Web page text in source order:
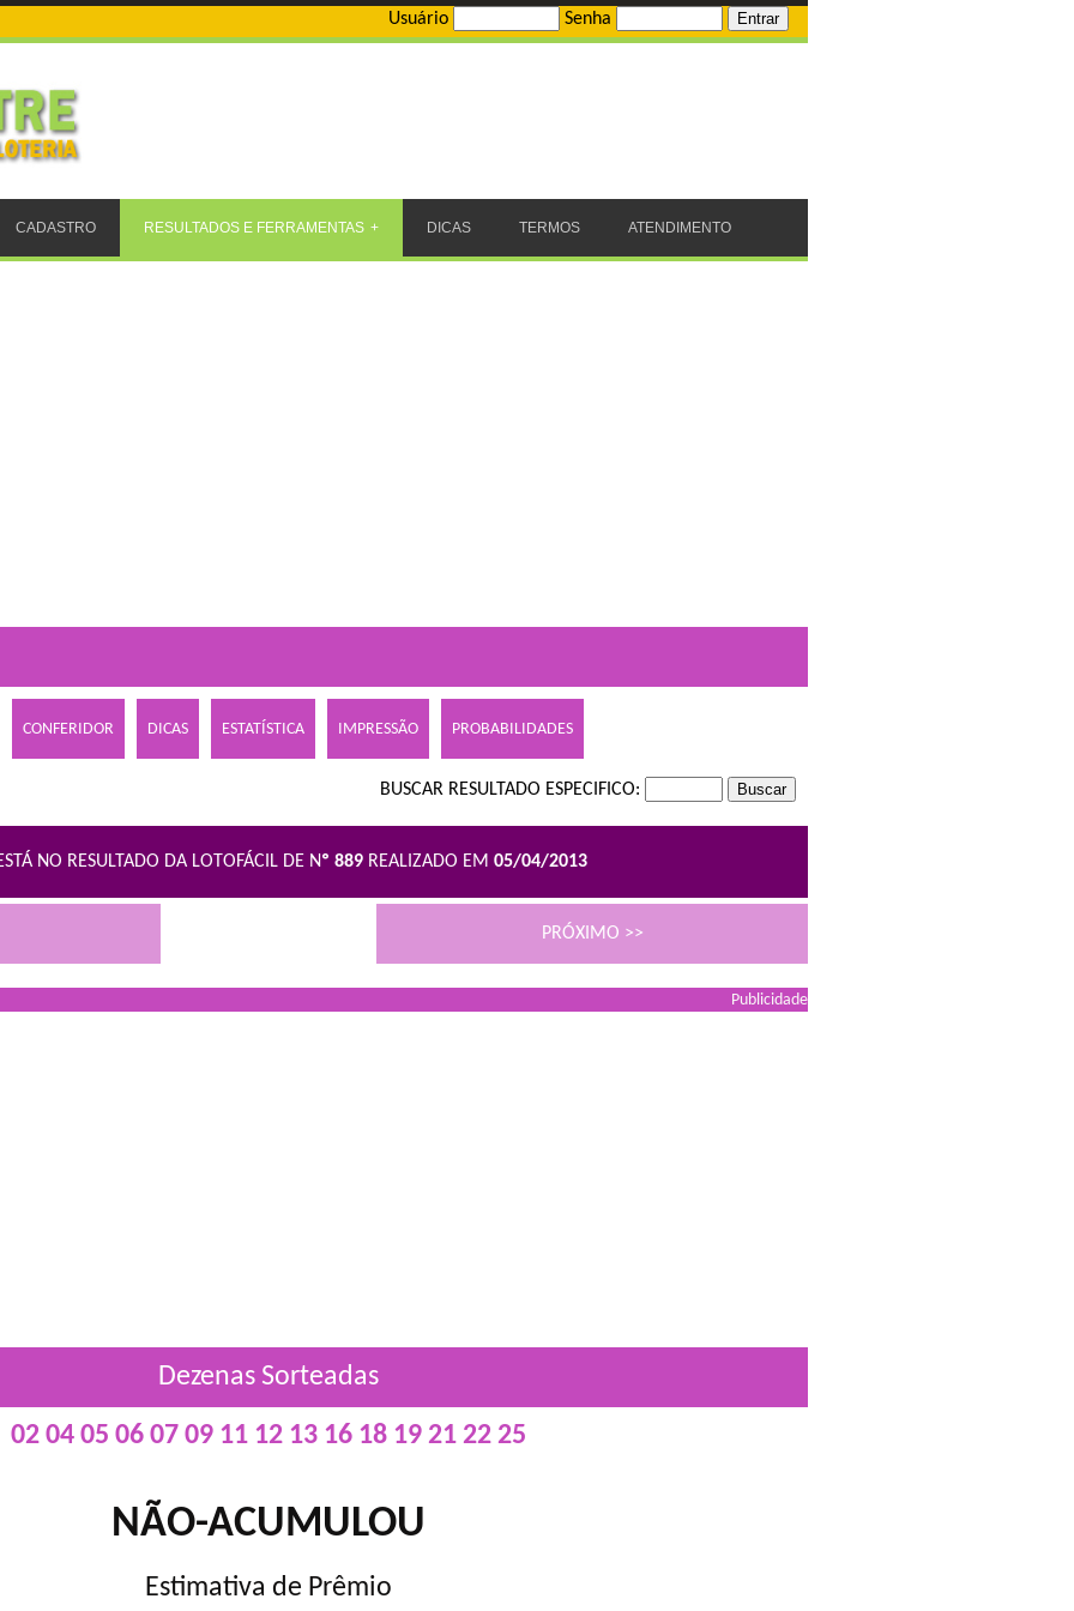
Usuário Senha
CADASTRO RESULTADOS E FERRAMENTAS DICAS TERMOS ATENDIMENTO
CONFERIDOR DICAS ESTATÍSTICA IMPRESSÃO PROBABILIDADES
BUSCAR RESULTADO ESPECIFICO:
NO RESULTADO DA LOTOFÁCIL DE Nº 889 REALIZADO EM 05/04/2013
PRÓXIMO >>
Publicidade
Dezenas Sorteadas
02 04 05 06 07 09 11 12 13 16 18 19 21 22 25
NÃO-ACUMULOU
Estimativa de Prêmio